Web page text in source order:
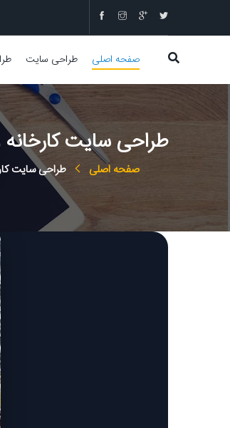
صفحه اصلی طراحی سایت
طراحی سایت کارخانه
صفحه اصلی طراحی سایت